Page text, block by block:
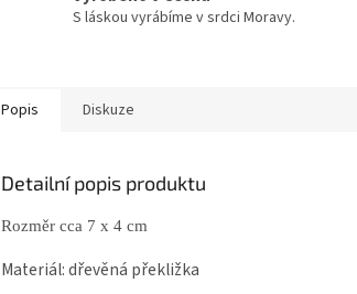
S láskou vyrábíme v srdci Moravy.
Popis Diskuze
Detailní popis produktu
Rozměr cca 7 x 4 cm
Materiál: dřevěná překližka